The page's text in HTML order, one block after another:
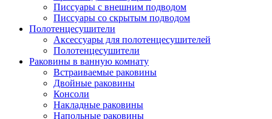
Писсуары с внешним подводом
Писсуары со скрытым подводом
Полотенцесушители
Аксессуары для полотенцесушителей
Полотенцесушители
Раковины в ванную комнату
Встраиваемые раковины
Двойные раковины
Консоли
Накладные раковины
Напольные раковины